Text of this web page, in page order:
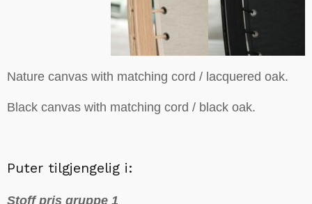
Nature canvas with matching cord / lacquered oak.
Black canvas with matching cord / black oak.
Puter tilgjengelig i:
Stoff pris gruppe 1